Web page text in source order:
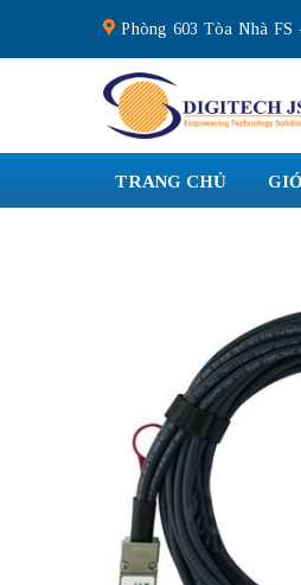
content
Phòng 603 Tòa Nhà
TRANG CHỦ